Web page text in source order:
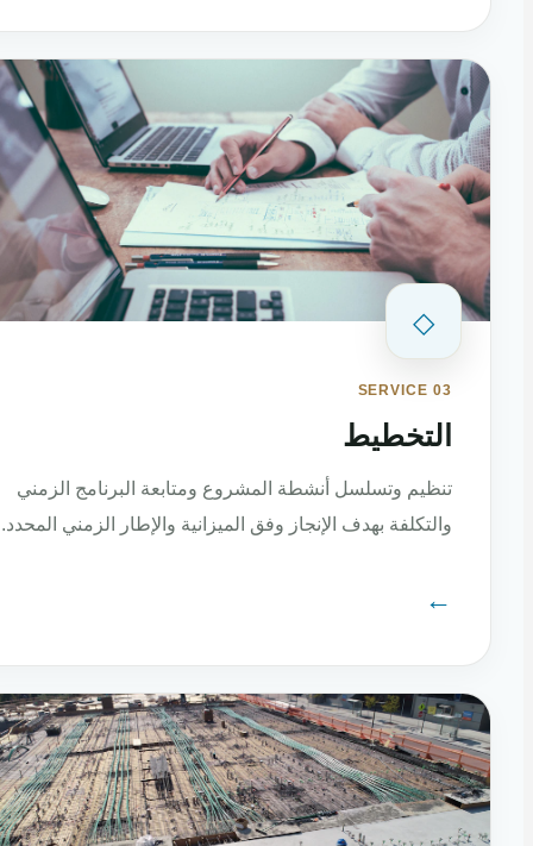
◇
SERVICE 03
التخطيط
تنظيم وتسلسل أنشطة المشروع ومتابعة البرنامج الزمني
والتكلفة بهدف الإنجاز وفق الميزانية والإطار الزمني المحدد.